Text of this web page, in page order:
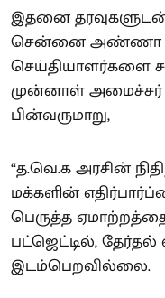
இதனை தரவுகளுடன்
சென்னை அண்ணா
செய்தியாளர்களை
முன்னாள் அமைச்சர்
பின்வருமாறு,
“த.வெ.க அரசின்
மக்களின்
பெருத்த
பட்ஜெட்டில், தேர்தல்
இடம்பெறவில்லை.